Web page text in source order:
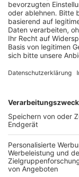
Fahrzeuge und
gleichzeitig
die Sicherheit an
Nach intensiven
Lösung haben
Variante geeinigt.
genommen
Anzeige
Weitere
Anzeige